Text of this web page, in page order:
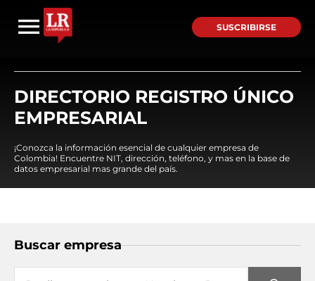
SUSCRIBIRSE
DIRECTORIO REGISTRO ÚNICO
EMPRESARIAL
¡Conozca la información esencial de cualquier empresa de
Colombia! Encuentre NIT, dirección, teléfono, y mas en la base de
datos empresarial mas grande del país.
Buscar empresa